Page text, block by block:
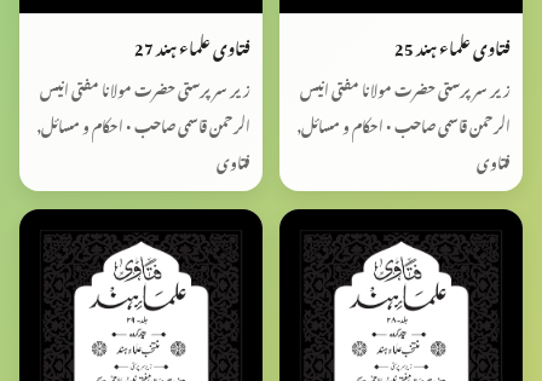
فتاوی علماء ہند 25
زیر سرپرستی حضرت مولانا مفتی انیس
الرحمن قاسمی صاحب • احکام و مسائل,
فتاوی
فتاوی علماء ہند 27
زیر سرپرستی حضرت مولانا مفتی انیس
الرحمن قاسمی صاحب • احکام و مسائل,
فتاوی